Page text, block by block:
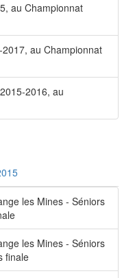
au Championnat
au Championnat
2016, au
les Mines - Séniors
les Mines - Séniors
finale